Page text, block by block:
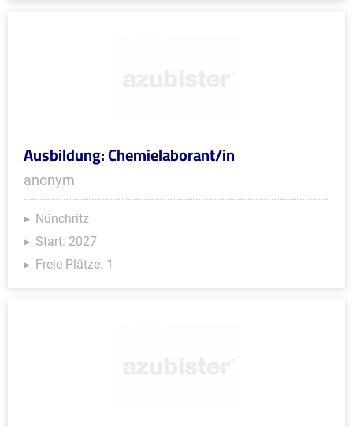
Ausbildung: Chemielaborant/in
anonym
Nünchritz
Start: 2027
Freie Plätze: 1